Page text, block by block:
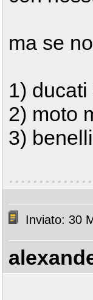
ma se
1)
2) moto
3)
Inviato: 30